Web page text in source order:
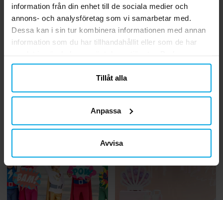
information från din enhet till de sociala medier och
annons- och analysföretag som vi samarbetar med.
Dessa kan i sin tur kombinera informationen med annan
information som du har tillhandahållit eller som de har
närsomhelst ändra ditt samtycke.
Tillåt alla
Anpassa
Avvisa
Inspiration
Vanliga frågor & svar
om Gender Reveal
Inspiration
Tips till kalaset med
bondgårdstema